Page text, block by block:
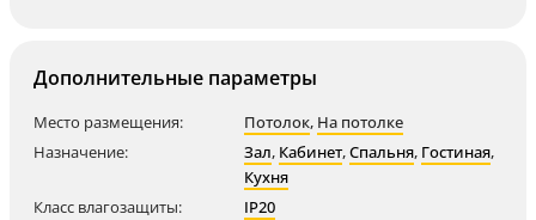
Дополнительные параметры
Место размещения: Потолок, На потолке
Назначение:
Зал, Кабинет,Спальня, Гостиная,
Кухня
Класс влагозащиты:
IP20